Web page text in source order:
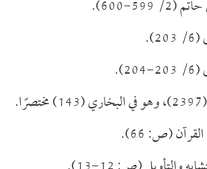
تَعرِيف بكِتَاب (مجموعة الرَّسائل العقديَّة
للعلامة الشَّيخ محمد عبد الظَّاهر أبو
للتحميل كملف PDF اضغط على الأيقونة المعلومات